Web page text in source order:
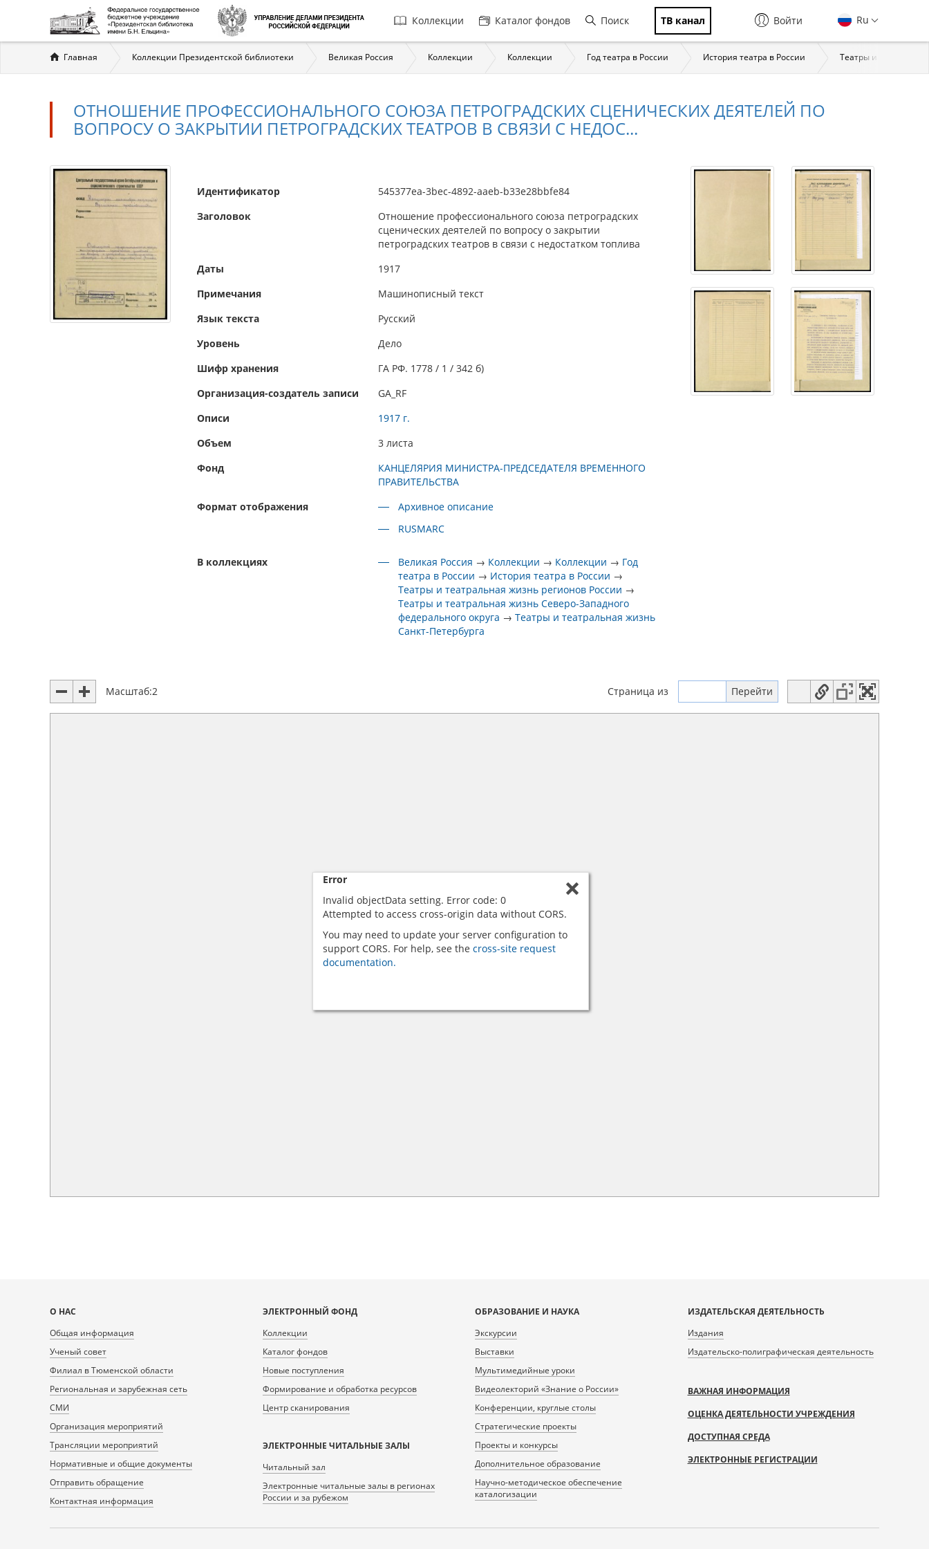
Главная
навигация
Коллекции Каталог фондов Поиск ТВ канал Ru
Войти
Вы
здесь
Главная Коллекции Президентской библиотеки Великая Россия Коллекции Коллекции Год театра в России История театра в России Театры и
ОТНОШЕНИЕ ПРОФЕССИОНАЛЬНОГО СОЮЗА ПЕТРОГРАДСКИХ СЦЕНИЧЕСКИХ ДЕЯТЕЛЕЙ ПО
ВОПРОСУ О ЗАКРЫТИИ ПЕТРОГРАДСКИХ ТЕАТРОВ В СВЯЗИ С НЕДОС...
Идентификатор
545377ea-3bec-4892-aaeb-b33e28bbfe84
Заголовок
Отношение профессионального союза петроградских
сценических деятелей по вопросу о закрытии
петроградских театров в связи с недостатком топлива
Даты
1917
Примечания
Машинописный текст
Язык текста
Русский
Уровень
Дело
Шифр хранения
ГА РФ. 1778 / 1 / 342 б)
Организация-создатель записи
GA_RF
Описи
1917 г.
Объем
3 листа
Фонд
КАНЦЕЛЯРИЯ МИНИСТРА-ПРЕДСЕДАТЕЛЯ ВРЕМЕННОГО
ПРАВИТЕЛЬСТВА
Формат отображения
Архивное описание
RUSMARC
В коллекциях Великая Россия → Коллекции → Коллекции → Год
театра в России → История театра в России →
Театры и театральная жизнь регионов России →
Театры и театральная жизнь Северо-Западного
федерального округа →Театры и театральная жизнь
Санкт-Петербурга
Масштаб:2 Страница из
Error
Invalid objectData setting. Error code: 0
Attempted to access cross-origin data without CORS.
You may need to update your server configuration to
support CORS. For help, see the cross-site request
documentation.
Карта
сайта
О НАС
Общая информация
Ученый совет
Филиал в Тюменской области
Региональная и зарубежная сеть
СМИ
Организация мероприятий
Трансляции мероприятий
Нормативные и общие документы
Отправить обращение
Контактная информация
ЭЛЕКТРОННЫЙ ФОНД
Коллекции
Каталог фондов
Новые поступления
Формирование и обработка ресурсов
Центр сканирования
ЭЛЕКТРОННЫЕ ЧИТАЛЬНЫЕ ЗАЛЫ
Читальный зал
Электронные читальные залы в регионах
России и за рубежом
ОБРАЗОВАНИЕ И НАУКА
Экскурсии
Выставки
Мультимедийные уроки
Видеолекторий «Знание о России»
Конференции, круглые столы
Стратегические проекты
Проекты и конкурсы
Дополнительное образование
Научно-методическое обеспечение
каталогизации
ИЗДАТЕЛЬСКАЯ ДЕЯТЕЛЬНОСТЬ
Издания
Издательско-полиграфическая деятельность
ВАЖНАЯ ИНФОРМАЦИЯ
ОЦЕНКА ДЕЯТЕЛЬНОСТИ УЧРЕЖДЕНИЯ
ДОСТУПНАЯ СРЕДА
ЭЛЕКТРОННЫЕ РЕГИСТРАЦИИ